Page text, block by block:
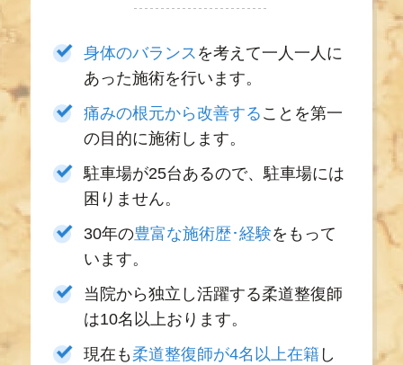
身体のバランス を考えて一人一人に
あった施術を行います。
痛みの根元から改善する ことを第一
の目的に施術します。
駐車場が25台あるので、駐車場には
困りません。
30年の豊富な施術歴･経験をもって
います。
当院から独立し活躍する柔道整復師
は10名以上おります。
現在も柔道整復師が4名以上在籍 し